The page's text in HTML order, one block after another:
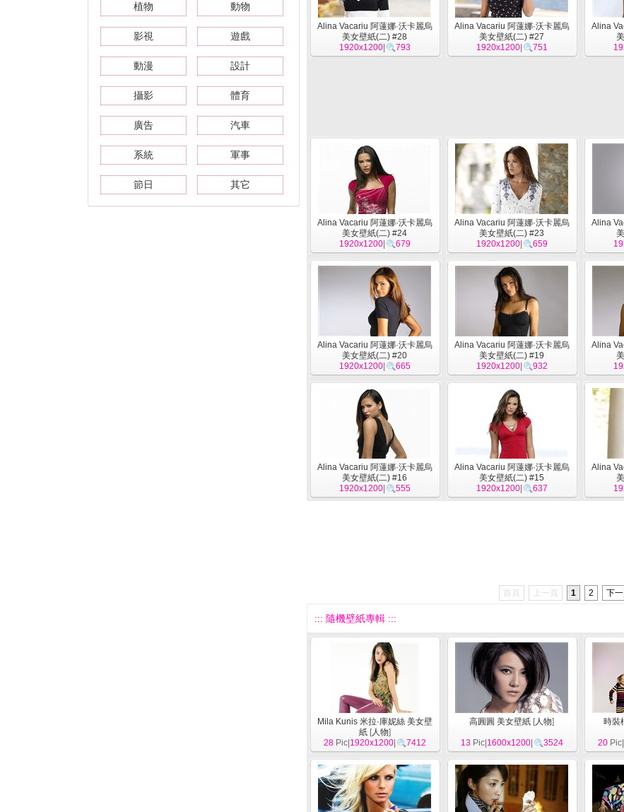
植物 動物
影視 遊戲
動漫 設計
攝影 體育
廣告 汽車
系統 軍事
節日 其它
Alina Vacariu 阿蓮娜·沃卡麗烏
美女壁紙(二) #28
1920x1200| 793
Alina Vacariu 阿蓮娜·沃卡麗烏
美女壁紙(二) #27
1920x1200| 751
Alina
Alina Vacariu 阿蓮娜·沃卡麗烏
美女壁紙(二) #24
1920x1200| 679
Alina Vacariu 阿蓮娜·沃卡麗烏
美女壁紙(二) #23
1920x1200| 659
Alina
Alina Vacariu 阿蓮娜·沃卡麗烏
美女壁紙(二) #20
1920x1200| 665
Alina Vacariu 阿蓮娜·沃卡麗烏
美女壁紙(二) #19
1920x1200| 932
Alina
Alina Vacariu 阿蓮娜·沃卡麗烏
美女壁紙(二) #16
1920x1200| 555
Alina Vacariu 阿蓮娜·沃卡麗烏
美女壁紙(二) #15
1920x1200| 637
Alina
首頁 上一頁 1 2 下
::: 隨機壁紙專輯 :::
Mila Kunis 米拉·庫妮絲 美女壁
紙[人物]
28Pic| 1920x1200| 7412
高圓圓 美女壁紙 [人物]
13Pic| 1600x1200| 3524
時裝
20Pic|